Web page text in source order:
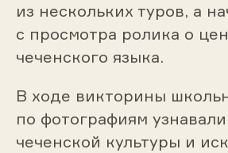
из нескольких туров, а
с просмотра ролика о
чеченского языка.
В ходе викторины
по фотографиям
чеченской культуры и